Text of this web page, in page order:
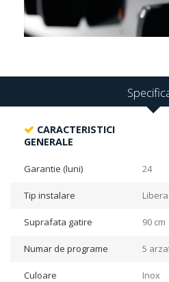
CARACTERISTICI
GENERALE
Garantie (luni) 24
Tip instalare Libera
Suprafata gatire 90 cm
Numar de programe 5
Culoare Inox